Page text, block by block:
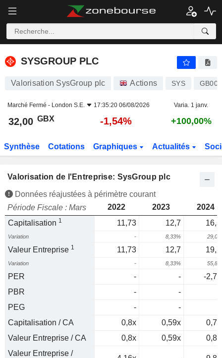
SYSGROUP PLC
SYSGROUP PLC
Valorisation SysGroup plc Actions SYS
Marché Fermé - London S.E. 17:35:20 06/08/2026 Varia. 1 janv.
32,00 GBX -1,54% +100,00%
Synthèse Cotations Graphiques Actualités
Valorisation de l'Entreprise: SysGroup plc
Données réajustées à périmètre courant
Période Fiscale : Mars
2022 2023
2024
Capitalisation 1 11,73 12,7
Variation - 8,33%
Valeur Entreprise 1 11,73 12,7
Variation - 8,33%
PER - -
-
PBR
-
-
PEG
-
-
Capitalisation / CA
0,8x 0,59x
Valeur Entreprise / CA
0,8x 0,59x
Valeur Entreprise /